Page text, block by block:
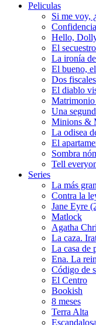
Peliculas
Si me voy,
Hello,
El
La ironía
El bueno,
Dos fiscales
El diablo
Una
Minions &
La odisea
El
Sombra
Tell
Series
La más
Contra la
Jane Eyre
Matlock
Agatha
La caza.
La casa de
Ena. La
Código de
El Centro
Bookish
8 meses
Terra Alta